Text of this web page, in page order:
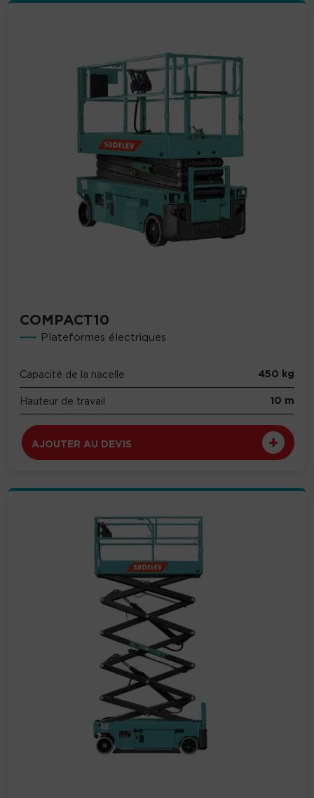
COMPACT10
Plateformes électriques
Capacité de la nacelle 450 kg
Hauteur de travail 10 m
AJOUTER AU DEVIS